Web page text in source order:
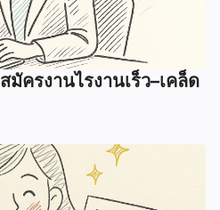
สมัครงานไรงานเร็ว–เคล็ด